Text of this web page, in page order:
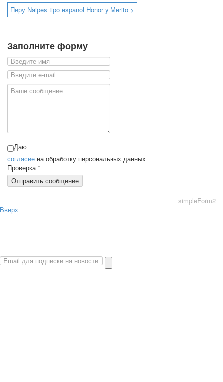
Перу Naipes tipo espanol Honor y Merito >
Заполните форму
Даю
согласие на обработку персональных данных
Проверка*
Отправить сообщение
simpleForm2
Вверх